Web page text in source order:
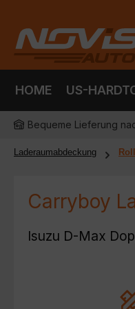
HOME US-
Bequeme Lieferung
Laderaumabdeckung
Carryboy
Isuzu D-Max
Egal welche